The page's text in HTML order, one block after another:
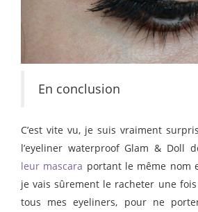
En conclusion
C’est vite vu, je suis vraiment
l’eyeliner waterproof Glam & Doll
leur mascara portant le même nom
je vais sûrement le racheter une
tous mes eyeliners, pour ne